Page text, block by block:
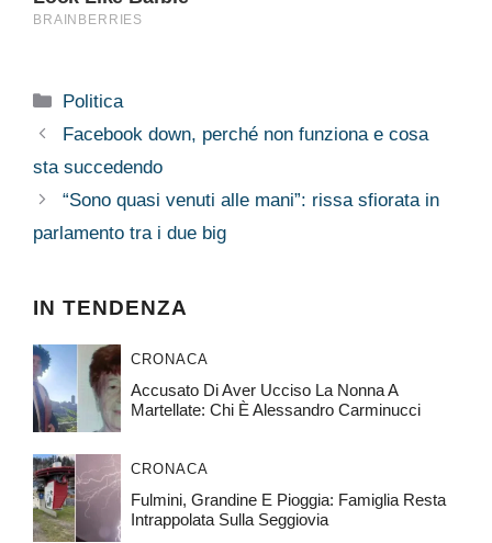
Categorie
Politica
Facebook down, perché non funziona e cosa
sta succedendo
“Sono quasi venuti alle mani”: rissa sfiorata in
parlamento tra i due big
IN TENDENZA
CRONACA
Accusato Di Aver Ucciso La Nonna A
Martellate: Chi È Alessandro Carminucci
CRONACA
Fulmini, Grandine E Pioggia: Famiglia Resta
Intrappolata Sulla Seggiovia